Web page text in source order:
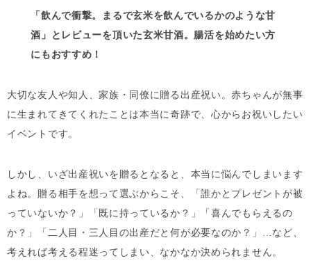
「飲んで衝撃。まるで玄米を飲んでいるかのような甘
酒」とレビューを頂いた玄米甘酒。腸活を始めたい方
にもおすすめ！
大切な友人や知人、家族・同僚に贈る出産祝い。赤ちゃんが無事
に生まれてきてくれたことは本当に奇跡で、心からお祝いしたい
イベントです。
しかし、いざ出産祝いを贈るとなると、本当に悩んでしまいます
よね。贈る相手を想って選ぶからこそ、「誰かとプレゼントが被
っていないか？」「既に持っているか？」「喜んでもらえるの
か？」「二人目・三人目の出産だと何が必要なのか？」…など、
考えれば考える程迷ってしまい、なかなか決められません。